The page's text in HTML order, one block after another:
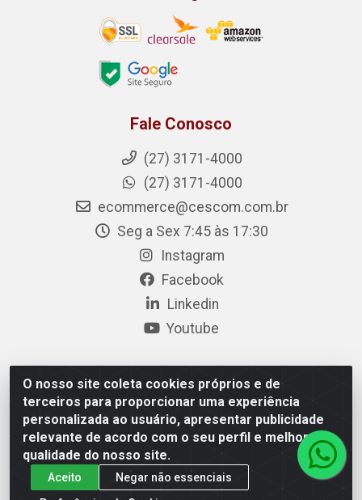
O nosso site coleta cookies próprios e de
terceiros para proporcionar uma experiência
personalizada ao usuário, apresentar publicidade
relevante de acordo com o seu perfil e melhorar a
qualidade do nosso site.
Aceito
Negar não essenciais
Fale Conosco
(27) 3171-4000
(27) 3171-4000
ecommerce@cescom.com.br
Seg a Sex 7:45 às 17:30
Instagram
Facebook
Linkedin
Youtube
Cescom Distribuidor - Rodovia BR 101, Km 163, S/N – Rio
Quartel, Linhares/ES – CEP 29.900-983 – CNPJ
27.724.509/0001-33